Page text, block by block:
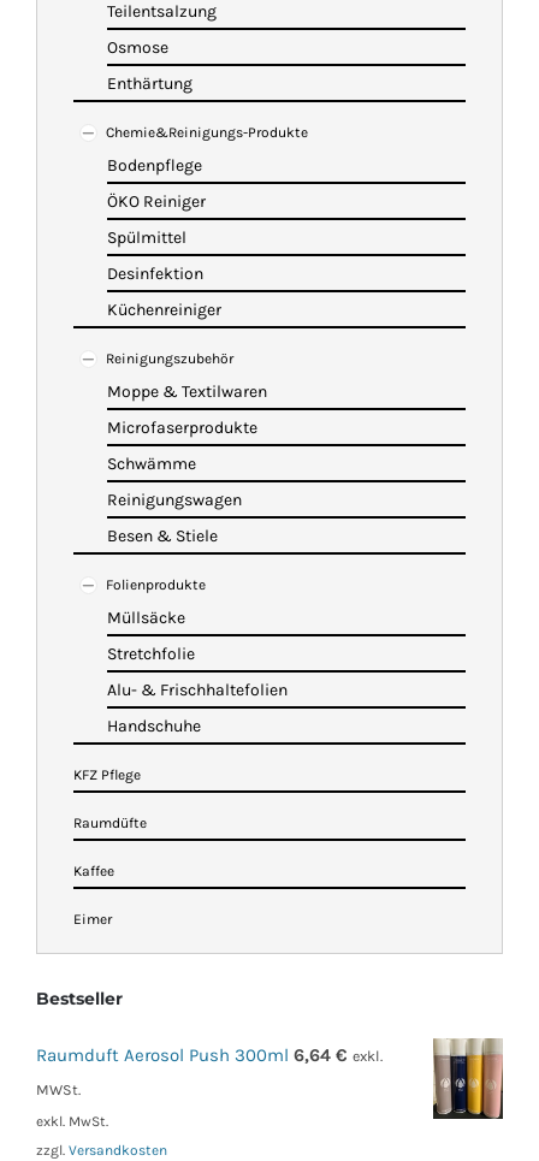
Teilentsalzung
Osmose
Enthärtung
Chemie&Reinigungs-Produkte
Bodenpflege
ÖKO Reiniger
Spülmittel
Desinfektion
Küchenreiniger
Reinigungszubehör
Moppe & Textilwaren
Microfaserprodukte
Schwämme
Reinigungswagen
Besen & Stiele
Folienprodukte
Müllsäcke
Stretchfolie
Alu- & Frischhaltefolien
Handschuhe
KFZ Pflege
Raumdüfte
Kaffee
Eimer
Bestseller
Raumduft Aerosol Push 300ml 6,64 € exkl.
MWSt.
exkl. MwSt.
zzgl. Versandkosten